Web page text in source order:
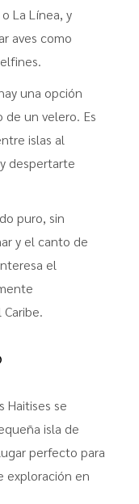
La Línea, y
aves como
una opción
de un velero. Es
islas al
despertarte
puro, sin
y el canto de
el
Haitises se
isla de
perfecto para
exploración en